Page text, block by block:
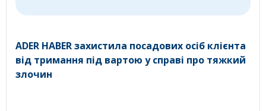
ADER HABER захистила посадових осіб клієнта
від тримання під вартою у справі про тяжкий
злочин